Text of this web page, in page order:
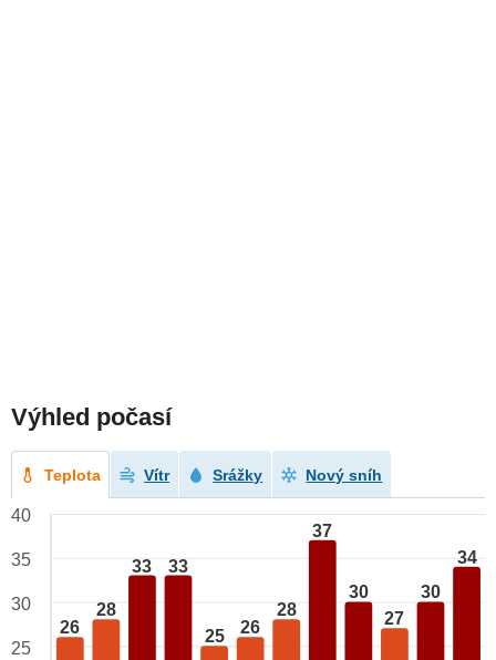
Výhled počasí
Teplota Vítr Srážky Nový sníh
26
28
33 33
25 26
28
37
30
27
30
34
40
35
30
25